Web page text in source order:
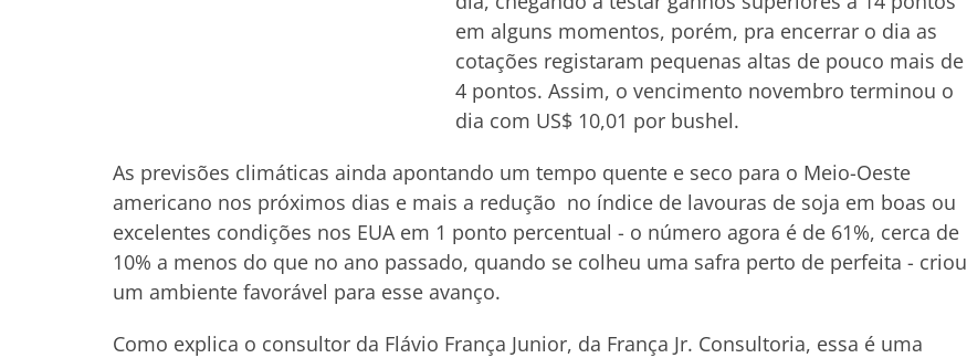
em alguns momentos, porém, pra encerrar o dia as
cotações registaram pequenas altas de pouco mais de
4 pontos. Assim, o vencimento novembro terminou o
dia com US$ 10,01 por bushel.
As previsões climáticas ainda apontando um tempo quente e seco para o Meio-Oeste
americano nos próximos dias e mais a redução no índice de lavouras de soja em boas ou
excelentes condições nos EUA em 1 ponto percentual - o número agora é de 61%, cerca de
10% a menos do que no ano passado, quando se colheu uma safra perto de perfeita - criou
um ambiente favorável para esse avanço.
Como explica o consultor da Flávio França Junior, da França Jr. Consultoria, essa é uma